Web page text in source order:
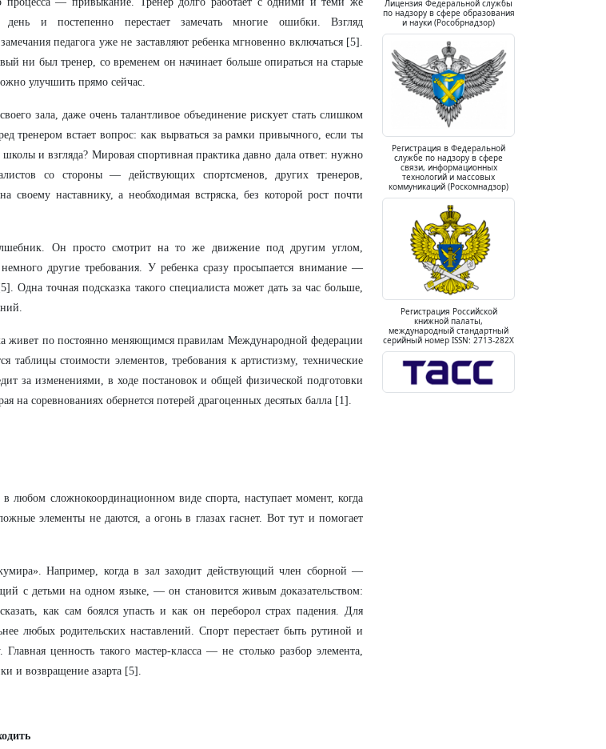
и постепенно перестает замечать многие ошибки. Взгляд
педагога уже не заставляют ребенка мгновенно включаться [5].
ни был тренер, со временем он начинает больше опираться на старые
улучшить прямо сейчас.
зала, даже очень талантливое объединение рискует стать слишком
тренером встает вопрос: как вырваться за рамки привычного, если ты
и взгляда? Мировая спортивная практика давно дала ответ: нужно
со стороны — действующих спортсменов, других тренеров,
своему наставнику, а необходимая встряска, без которой рост почти
Он просто смотрит на то же движение под другим углом,
немного другие требования. У ребенка сразу просыпается внимание —
Одна точная подсказка такого специалиста может дать за час больше,
живет по постоянно меняющимся правилам Международной федерации
таблицы стоимости элементов, требования к артистизму, технические
за изменениями, в ходе постановок и общей физической подготовки
на соревнованиях обернется потерей драгоценных десятых балла [1].
любом сложнокоординационном виде спорта, наступает момент, когда
элементы не даются, а огонь в глазах гаснет. Вот тут и помогает
Например, когда в зал заходит действующий член сборной —
с детьми на одном языке, — он становится живым доказательством:
как сам боялся упасть и как он переборол страх падения. Для
любых родительских наставлений. Спорт перестает быть рутиной и
Главная ценность такого мастер-класса — не столько разбор элемента,
и возвращение азарта [5].
Лицензия Федеральной службы
по надзору в сфере образования
и науки (Рособрнадзор)
Регистрация в Федеральной
службе по надзору в сфере
связи, информационных
технологий и массовых
коммуникаций (Роскомнадзор)
Регистрация Российской
книжной палаты,
международный стандартный
серийный номер ISSN: 2713-282X